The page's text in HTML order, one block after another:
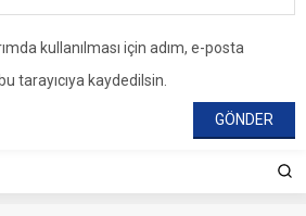
kullanılması için adım, e-posta
tarayıcıya kaydedilsin.